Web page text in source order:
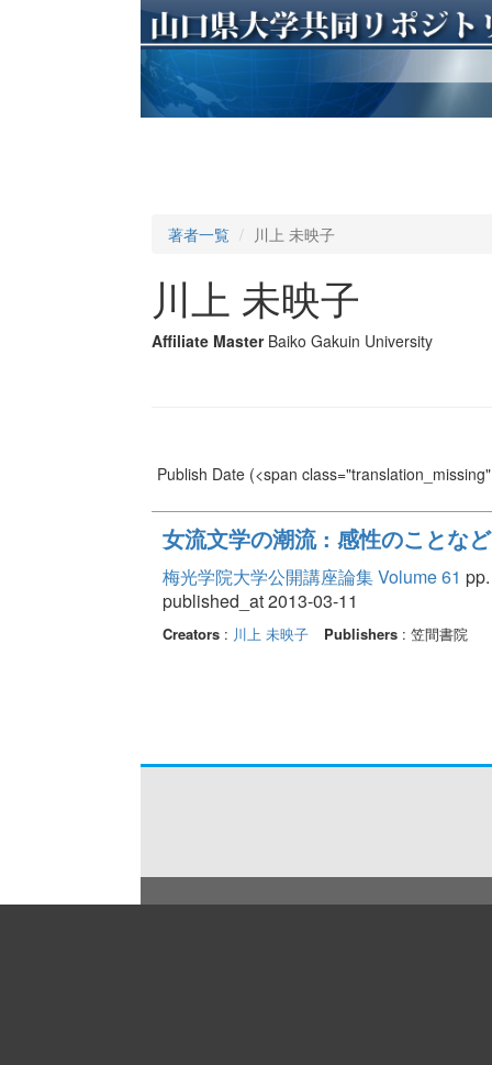
著者一覧 川上 未映子
川上 未映子
Affiliate Master Baiko Gakuin University
Publish Date(<span
女流文学の潮流 : 感性のことなど
梅光学院大学公開講座論集 Volume 61
published_at 2013-03-11
Creators: 川上 未映子 Publishers: 笠間書院